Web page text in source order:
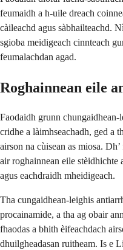
feumaidh a h-uile dreach
càileachd agus sàbhailteachd.
sgioba meidigeach cinnteach
feumalachdan agad.
Roghainnean eile
Faodaidh grunn
cridhe a làimhseachadh, ged a
airson na cùisean as miosa.
air roghainnean eile stèidhichte
agus eachdraidh mheidigeach.
Tha cungaidhean-leighis
procainamide, a tha ag obair
fhaodas a bhith èifeachdach
dhuilgheadasan ruitheam. Is e